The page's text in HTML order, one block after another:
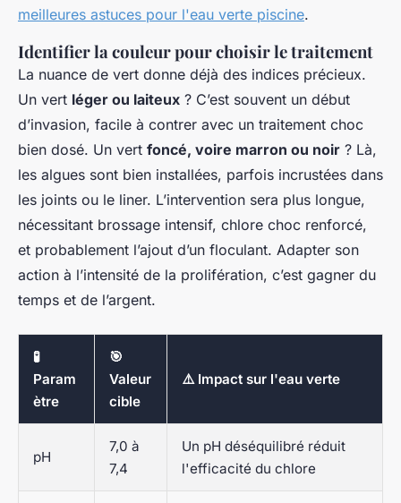
meilleures astuces pour l'eau verte piscine.
Identifier la couleur pour choisir le traitement
La nuance de vert donne déjà des indices précieux.
Un vert léger ou laiteux ? C’est souvent un début
d’invasion, facile à contrer avec un traitement choc
bien dosé. Un vert foncé, voire marron ou noir ? Là,
les algues sont bien installées, parfois incrustées dans
les joints ou le liner. L’intervention sera plus longue,
nécessitant brossage intensif, chlore choc renforcé,
et probablement l’ajout d’un floculant. Adapter son
action à l’intensité de la prolifération, c’est gagner du
temps et de l’argent.
🧪
Param
ètre
🎯
Valeur
cible
⚠️ Impact sur l'eau verte
pH
7,0 à
7,4
Un pH déséquilibré réduit
l'efficacité du chlore